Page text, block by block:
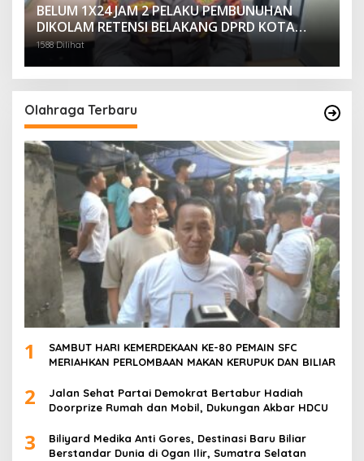
BELUM 1X24 JAM 2 PELAKU PEMBUNUHAN
DIKOLAM RETENSI BELAKANG DPRD KOTA
PALEMBANG TELAH DIRINGKUS ANGGOTA
1588 Dilihat
Olahraga Terbaru
1
SAMBUT HARI KEMERDEKAAN KE-80 PEMAIN SFC
MERIAHKAN PERLOMBAAN MAKAN KERUPUK DAN BILIAR
2
Jalan Sehat Partai Demokrat Bertabur Hadiah
Doorprize Rumah dan Mobil, Dukungan Akbar HDCU
3
Biliyard Medika Anti Gores, Destinasi Baru Biliar
Berstandar Dunia di Ogan Ilir, Sumatra Selatan